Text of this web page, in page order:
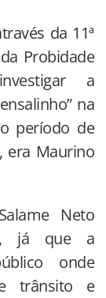
da 11ª
Probidade
a
na
período de
era Maurino
Neto
já que a
onde
trânsito e